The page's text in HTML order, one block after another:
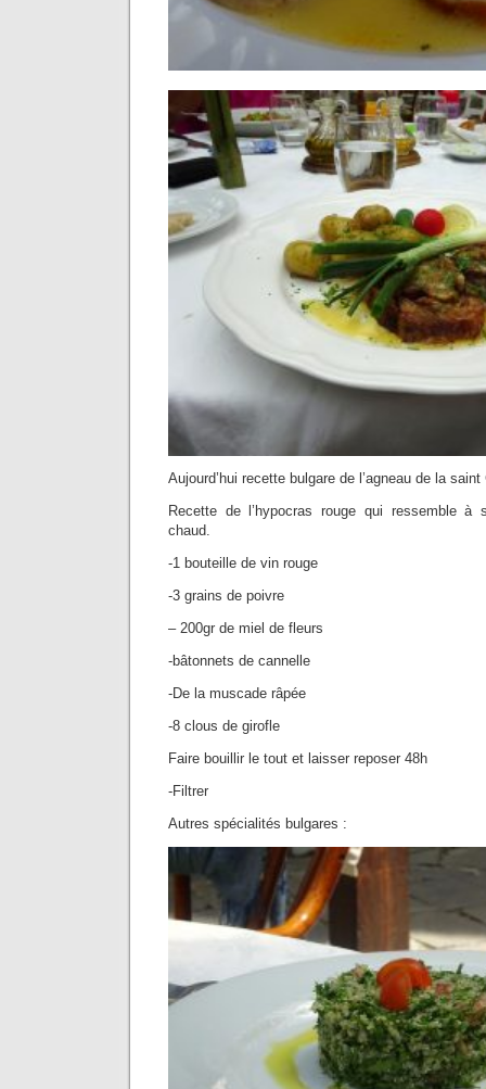
Aujourd’hui recette bulgare de l’agneau de la saint
Recette de l’hypocras rouge qui ressemble à
chaud.
-1 bouteille de vin rouge
-3 grains de poivre
– 200gr de miel de fleurs
-bâtonnets de cannelle
-De la muscade râpée
-8 clous de girofle
Faire bouillir le tout et laisser reposer 48h
-Filtrer
Autres spécialités bulgares :